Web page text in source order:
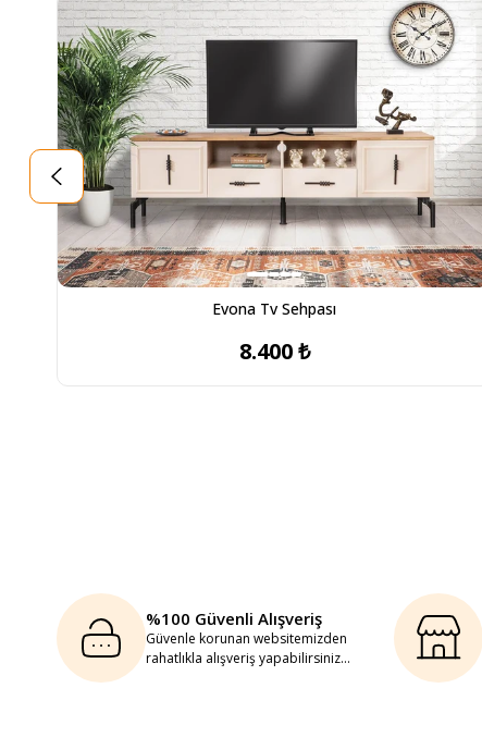
Evona Tv Sehpası
8.400 ₺
%100 Güvenli Alışveriş
Güvenle korunan websitemizden
rahatlıkla alışveriş yapabilirsiniz...